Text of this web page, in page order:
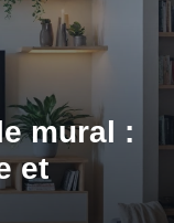
mural :
et